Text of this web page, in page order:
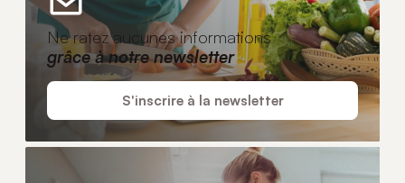
Ne ratez aucunes informations
grâce à notre newsletter
S'inscrire à la newsletter